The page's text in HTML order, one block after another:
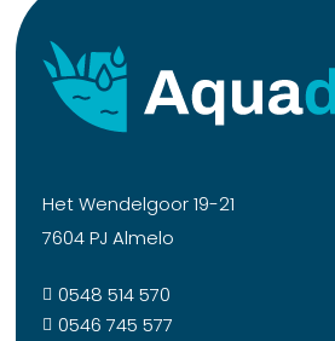
Het Wendelgoor 19-21
7604 PJ Almelo
 0548 514 570
 0546 745 577